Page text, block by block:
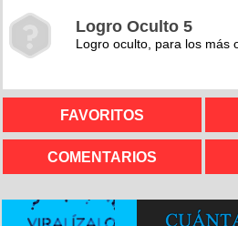
Logro Oculto 5
Logro oculto, para los más
FAVORITOS
COMENTARIOS